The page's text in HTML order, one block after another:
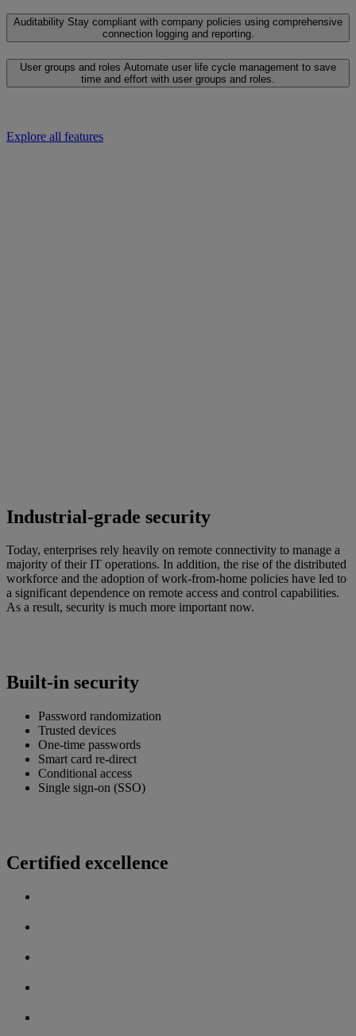
Auditability Stay compliant with company policies using comprehensive
connection logging and reporting.
User groups and roles Automate user life cycle management to save
time and effort with user groups and roles.
Explore all features
Industrial-grade security
Today, enterprises rely heavily on remote connectivity to manage a
majority of their IT operations. In addition, the rise of the distributed
workforce and the adoption of work-from-home policies have led to
a significant dependence on remote access and control capabilities.
As a result, security is much more important now.
Built-in security
Password randomization
Trusted devices
One-time passwords
Smart card re-direct
Conditional access
Single sign-on (SSO)
Certified excellence